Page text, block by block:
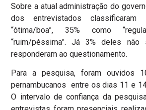
Sobre a atual administração do
dos entrevistados
“ótima/boa”, 35% como
“ruim/péssima”. Já 3% deles não
responderam ao questionamento.
Para a pesquisa, foram ouvidos
pernambucanos entre os dias 11 e
O intervalo de confiança da